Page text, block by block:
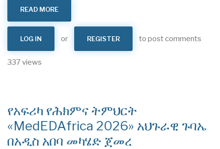
READ MORE
የመጀመሪያ
ክብካቤ
ለመገንባት
ሶስተኛው
የምስራቅ
እና
ደቡብ
አፍሪካ
ሃገራት
LOG IN or REGISTER to post comments
337 views
የአፍሪካ የሕክምና ትምህርት
«MedEDAfrica 2026» አህጉራዊ ጉባኤ
በአዲስ አበባ መካሄድ ጀመረ